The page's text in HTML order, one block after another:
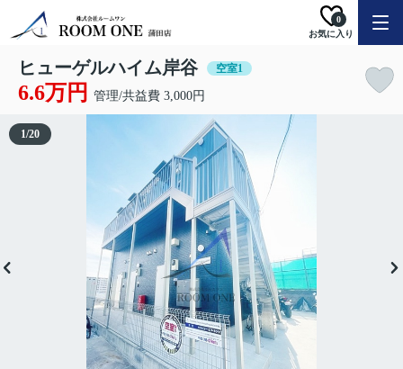
お気に入り
0
ヒューゲルハイム岸谷 空室1
6.6万円 管理/共益費 3,000円
1/20